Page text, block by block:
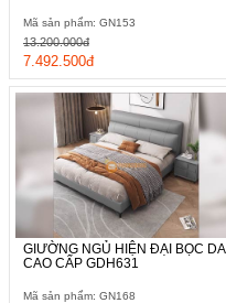
Mã sản phẩm: GN153
7.492.500đ
13.200.000đ
GIƯỜNG NGỦ HIỆN ĐẠI BỌC DA
CAO CẤP GDH631
Mã sản phẩm: GN168